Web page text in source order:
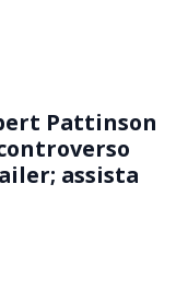
Pattinson
assista